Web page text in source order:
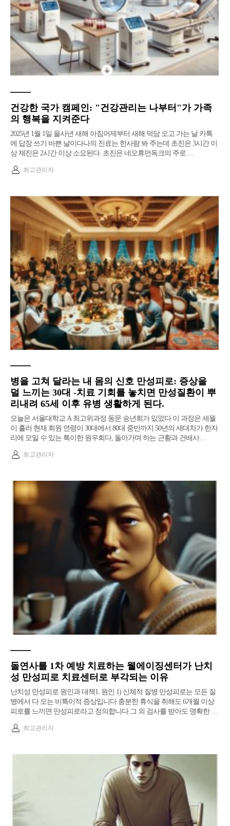
건강한 국가 캠페인: "건강관리는 나부터"가 가족
의 행복을 지켜준다
2025년 1월 1일 을사년 새해 아침​어제부터 새해 덕담 오고 가는 날 카톡
에 답장 쓰기 바쁜 날이다​나의 진료는 한사람 봐 주는데 초진은 3시간 이
상 재진은 2시간 이상 소요된다. 초진은 네오휴먼독크의 주로 …
최고관리자
병을 고쳐 달라는 내 몸의 신호 만성피로: 증상을
덜 느끼는 30대 -치료 기회를 놓치면 만성질환이 뿌
리내려 65세 이후 유병 생활하게 된다.
오늘은 서울대학교 A 최고위과정 동문 송년회가 있었다 이 과정은 세월
이 흘러 현재 회원 연령이 30대에서 80대 중반까지 50년의 세대차가 한자
리에 모일 수 있는 특이한 원우회다, 돌아가며 하는 근황과 건배사…
최고관리자
돌연사를 1차 예방 치료하는 웰에이징센터가 난치
성 만성피로 치료센터로 부각되는 이유
난치성 만성피로 원인과 대책​1. 원인 1) 신체적 질병 ​만성피로는 모든 질
병에서 다 오는 비특이적 증상입니다.충분한 휴식을 취해도 6개월 이상
피로를 느끼면 만성피로라고 정의합니다.그 외 검사를 받아도 명확한 …
최고관리자